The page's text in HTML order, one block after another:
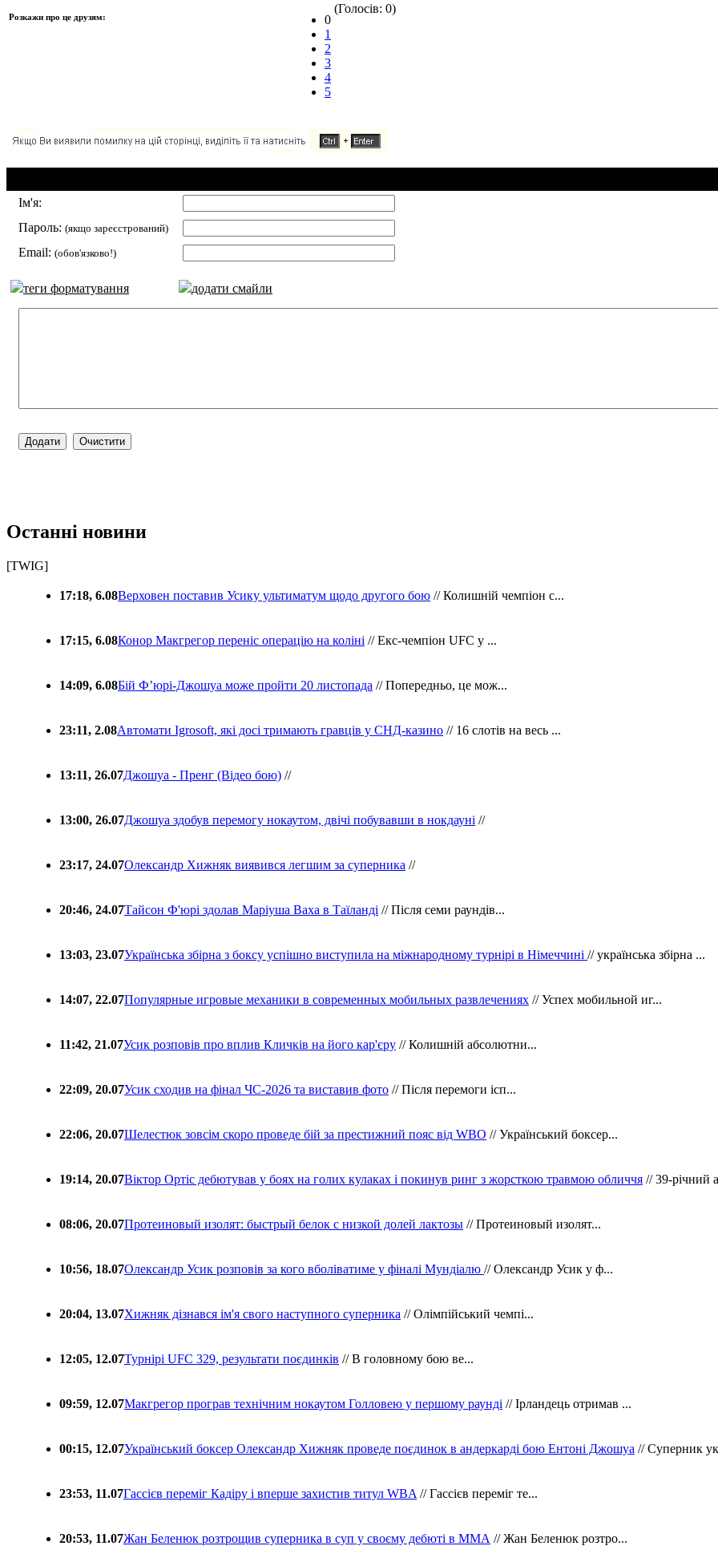
Розкажи про це друзям:
0
1
2
3
4
5
(Голосів: 0)
Ім'я:
Пароль: (якщо зареєстрований)
Email: (обов'язково!)
теги форматування додати смайли
Останні новини
[TWIG]
17:18, 6.08Верховен поставив Усику ультиматум щодо другого бою // Колишній чемпіон с...
17:15, 6.08Конор Макгрегор переніс операцію на коліні // Екс-чемпіон UFC у ...
14:09, 6.08Бій Ф’юрі-Джошуа може пройти 20 листопада // Попередньо, це мож...
23:11, 2.08Автомати Igrosoft, які досі тримають гравців у СНД-казино // 16 слотів на весь ...
13:11, 26.07Джошуа - Пренг (Відео бою) //
13:00, 26.07Джошуа здобув перемогу нокаутом, двічі побувавши в нокдауні //
23:17, 24.07Олександр Хижняк виявився легшим за суперника //
20:46, 24.07Тайсон Ф'юрі здолав Маріуша Ваха в Таїланді // Після семи раундів...
13:03, 23.07Українська збірна з боксу успішно виступила на міжнародному турнірі в Німеччині // українська збірна ...
14:07, 22.07Популярные игровые механики в современных мобильных развлечениях // Успех мобильной иг...
11:42, 21.07Усик розповів про вплив Кличків на його кар'єру // Колишній абсолютни...
22:09, 20.07Усик сходив на фінал ЧС-2026 та виставив фото // Після перемоги ісп...
22:06, 20.07Шелестюк зовсім скоро проведе бій за престижний пояс від WBO // Український боксер...
19:14, 20.07Віктор Ортіс дебютував у боях на голих кулаках і покинув ринг з жорсткою травмою обличчя // 39-річний
08:06, 20.07Протеиновый изолят: быстрый белок с низкой долей лактозы // Протеиновый изолят...
10:56, 18.07Олександр Усик розповів за кого вболіватиме у фіналі Мундіалю // Олександр Усик у ф...
20:04, 13.07Хижняк дізнався ім'я свого наступного суперника // Олімпійський чемпі...
12:05, 12.07Турнірі UFC 329, результати поєдинків // В головному бою ве...
09:59, 12.07Макгрегор програв технічним нокаутом Голловею у першому раунді // Ірландець отримав ...
00:15, 12.07Український боксер Олександр Хижняк проведе поєдинок в андеркарді бою Ентоні Джошуа // Суперник
23:53, 11.07Гассієв переміг Кадіру і вперше захистив титул WBA // Гассієв переміг те...
20:53, 11.07Жан Беленюк розтрощив суперника в суп у своєму дебюті в ММА // Жан Беленюк розтро...